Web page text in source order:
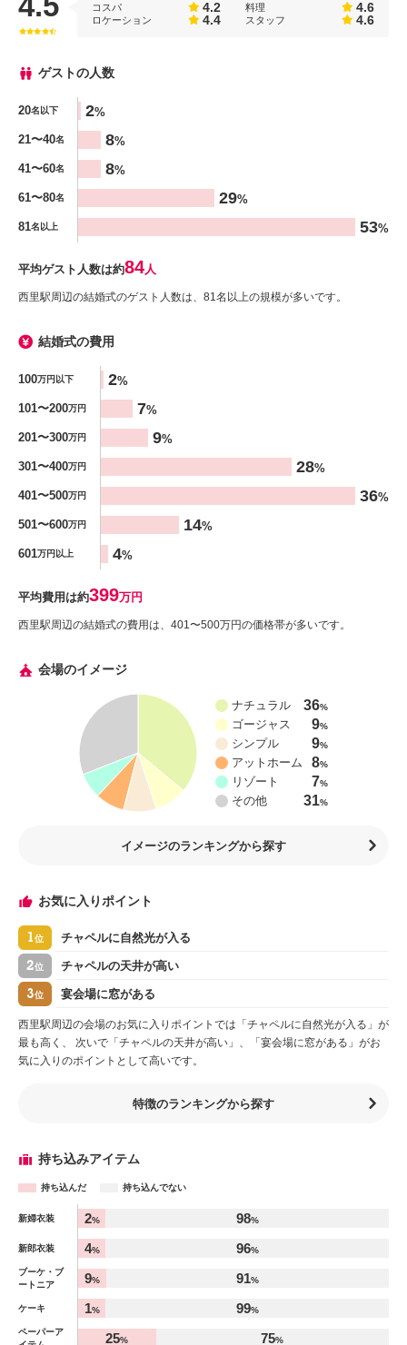
コスパ 4.2 料理 4.6
ロケーション 4.4 スタッフ 4.6
ゲストの人数
人数
20名以下 2%
21〜40名 8%
41〜60名 8%
61〜80名 29%
81名以上 53%
平均ゲスト人数は約84人
西里駅周辺の結婚式のゲスト人数は、81名以上の規模が多いです。
結婚式の費用
金額
100万円以下 2%
101〜200万円 7%
201〜300万円 9%
301〜400万円 28%
401〜500万円 36%
501〜600万円 14%
601万円以上 4%
平均費用は約399万円
西里駅周辺の結婚式の費用は、401〜500万円の価格帯が多いです。
会場のイメージ
ナチュラル 36%
ゴージャス 9%
シンプル 9%
アットホーム 8%
リゾート 7%
その他 31%
イメージのランキングから探す
お気に入りポイント
1位 チャペルに自然光が入る
2位 チャペルの天井が高い
3位 宴会場に窓がある
西里駅周辺の会場のお気に入りポイントでは「チャペルに自然光が入る」が
最も高く、 次いで「チャペルの天井が高い」、「宴会場に窓がある」がお
気に入りのポイントとして高いです。
特徴のランキングから探す
持ち込みアイテム
持ち込んだ 持ち込んでない
アイテム
%
新婦衣装 2% 98%
新郎衣装 4% 96%
ブーケ・ブ
ートニア
9% 91%
ケーキ 1% 99%
ペーパーア
25% 75%